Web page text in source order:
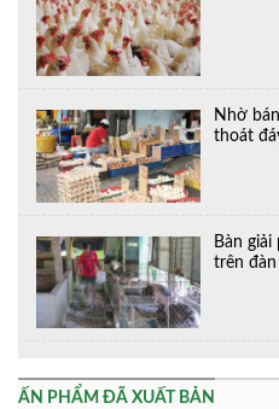
Nhờ
thoát
Bàn
trên
ẤN PHẨM ĐÃ XUẤT BẢN